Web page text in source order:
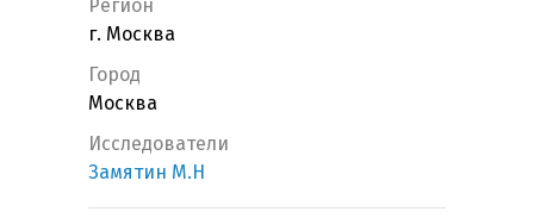
Регион
г. Москва
Город
Москва
Исследователи
Замятин М.Н